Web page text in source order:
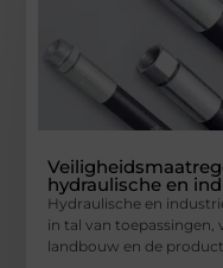
hydraulische en
Hydraulische en
in tal van
landbouw en de